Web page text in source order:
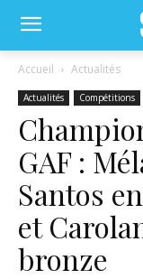
Accueil Actualités
Actualités Compétitions
GAF :
Santos
et
bronze